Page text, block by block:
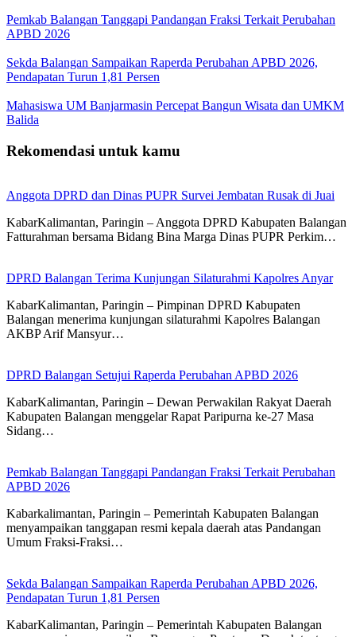
Pemkab Balangan Tanggapi Pandangan Fraksi Terkait Perubahan
APBD 2026
Sekda Balangan Sampaikan Raperda Perubahan APBD 2026,
Pendapatan Turun 1,81 Persen
Mahasiswa UM Banjarmasin Percepat Bangun Wisata dan UMKM
Balida
Rekomendasi untuk kamu
Anggota DPRD dan Dinas PUPR Survei Jembatan Rusak di Juai
KabarKalimantan, Paringin – Anggota DPRD Kabupaten Balangan
Fatturahman bersama Bidang Bina Marga Dinas PUPR Perkim…
DPRD Balangan Terima Kunjungan Silaturahmi Kapolres Anyar
KabarKalimantan, Paringin – Pimpinan DPRD Kabupaten
Balangan menerima kunjungan silaturahmi Kapolres Balangan
AKBP Arif Mansyur…
DPRD Balangan Setujui Raperda Perubahan APBD 2026
KabarKalimantan, Paringin – Dewan Perwakilan Rakyat Daerah
Kabupaten Balangan menggelar Rapat Paripurna ke-27 Masa
Sidang…
Pemkab Balangan Tanggapi Pandangan Fraksi Terkait Perubahan
APBD 2026
Kabarkalimantan, Paringin – Pemerintah Kabupaten Balangan
menyampaikan tanggapan resmi kepala daerah atas Pandangan
Umum Fraksi-Fraksi…
Sekda Balangan Sampaikan Raperda Perubahan APBD 2026,
Pendapatan Turun 1,81 Persen
KabarKalimantan, Paringin – Pemerintah Kabupaten Balangan